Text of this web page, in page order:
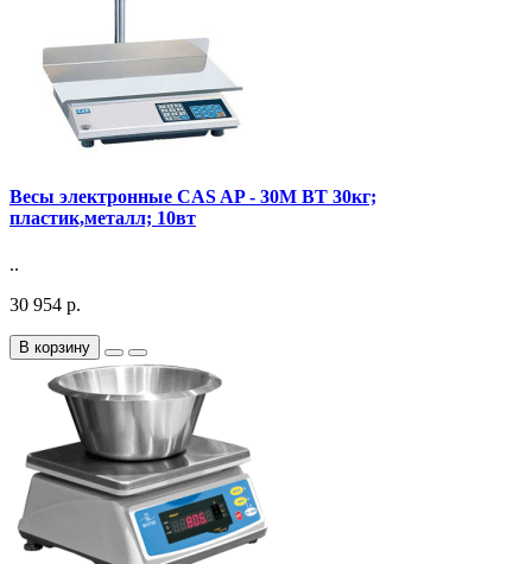
Весы электронные CAS AP - 30M BT 30кг;
пластик,металл; 10вт
..
30 954 р.
В корзину